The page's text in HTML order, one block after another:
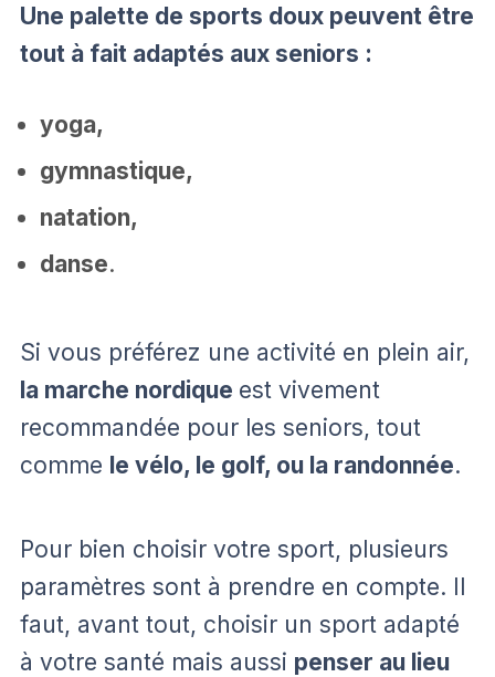
Une palette de sports doux peuvent être
tout à fait adaptés aux seniors :
yoga,
gymnastique,
natation,
danse.
Si vous préférez une activité en plein air,
la marche nordique est vivement
recommandée pour les seniors, tout
comme le vélo, le golf, ou la randonnée.
Pour bien choisir votre sport, plusieurs
paramètres sont à prendre en compte. Il
faut, avant tout, choisir un sport adapté
à votre santé mais aussi penser au lieu